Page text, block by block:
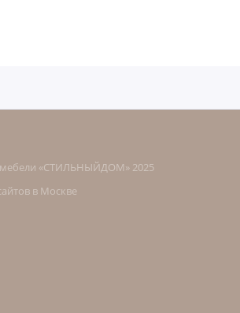
мебели «СТИЛЬНЫЙДОМ» 2025
в Москве